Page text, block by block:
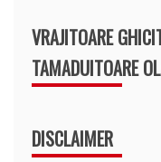
VRAJITOARE
TAMADUITOARE
DISCLAIMER